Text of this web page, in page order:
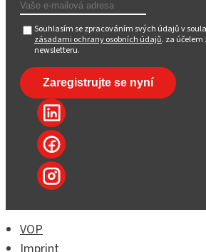
Souhlasím se zpracováním svých údajů v
zásadami ochrany osobních údajů. za
newsletteru.
VOP